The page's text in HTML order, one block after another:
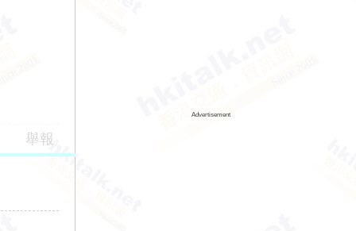
舉報
Advertisement